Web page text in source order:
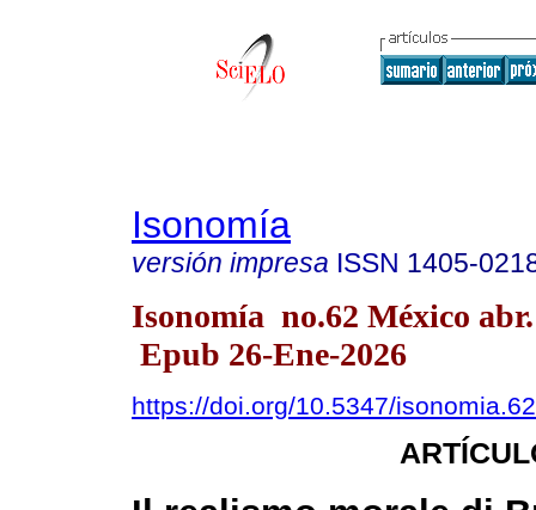
Isonomía
versión impresa ISSN 1405-
Isonomía no.62 México
Epub 26-Ene-2026
https://doi.org/10.5347/